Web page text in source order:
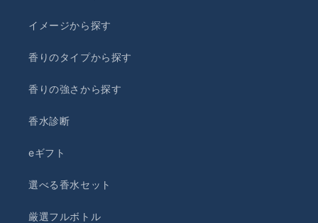
イメージから探す
香りのタイプから探す
香りの強さから探す
香水診断
eギフト
選べる香水セット
厳選フルボトル